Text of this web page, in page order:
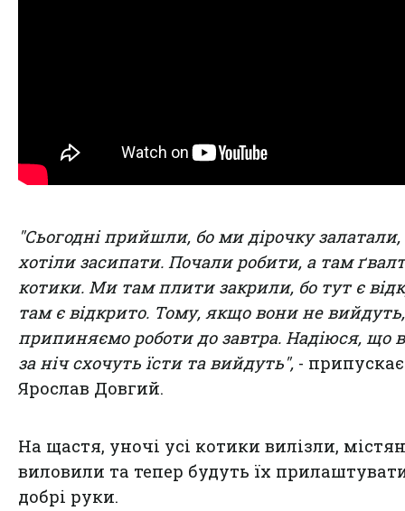
"Сьогодні прийшли, бо ми дірочку залатали,
хотіли засипати. Почали робити, а там
котики. Ми там плити закрили, бо тут є
там є відкрито. Тому, якщо вони не
припиняємо роботи до завтра. Надіюся, що
за ніч схочуть їсти та вийдуть", - припускає
Ярослав Довгий.
На щастя, уночі усі котики вилізли,
виловили та тепер будуть їх
добрі руки.